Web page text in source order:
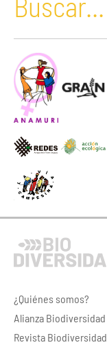
¿Quiénes somos?
Alianza Biodiversidad
Revista Biodiversidad